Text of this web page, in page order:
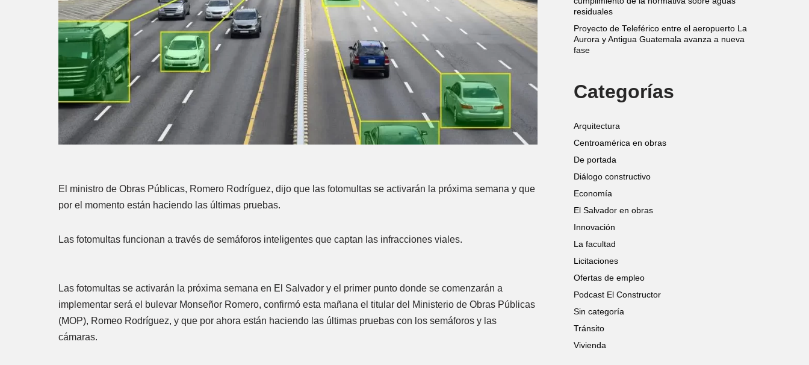
El ministro de Obras Públicas, Romero Rodríguez, dijo que las fotomultas se activarán la próxima semana y que
por el momento están haciendo las últimas pruebas.
Las fotomultas funcionan a través de semáforos inteligentes que captan las infracciones viales.
Las fotomultas se activarán la próxima semana en El Salvador y el primer punto donde se comenzarán a
implementar será el bulevar Monseñor Romero, confirmó esta mañana el titular del Ministerio de Obras Públicas
(MOP), Romeo Rodríguez, y que por ahora están haciendo las últimas pruebas con los semáforos y las
cámaras.
residuales
Proyecto de Teleférico entre el aeropuerto La
Aurora y Antigua Guatemala avanza a nueva
fase
Categorías
Arquitectura
Centroamérica en obras
De portada
Diálogo constructivo
Economía
El Salvador en obras
Innovación
La facultad
Licitaciones
Ofertas de empleo
Podcast El Constructor
Sin categoría
Tránsito
Vivienda